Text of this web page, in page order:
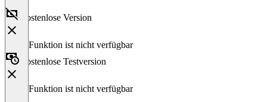
Kostenlose Version
Diese Funktion ist nicht verfügbar
Kostenlose Testversion
Diese Funktion ist nicht verfügbar